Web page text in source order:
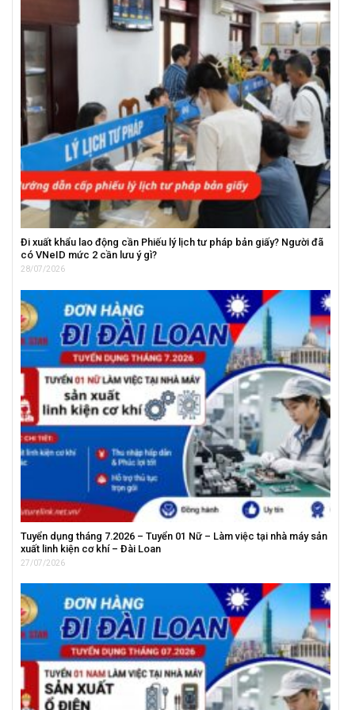
Đi xuất khẩu lao động cần Phiếu lý lịch tư pháp bản giấy? Người đã
có VNeID mức 2 cần lưu ý gì?
28/07/2026
Tuyển dụng tháng 7.2026 – Tuyển 01 Nữ – Làm việc tại nhà máy sản
xuất linh kiện cơ khí – Đài Loan
27/07/2026